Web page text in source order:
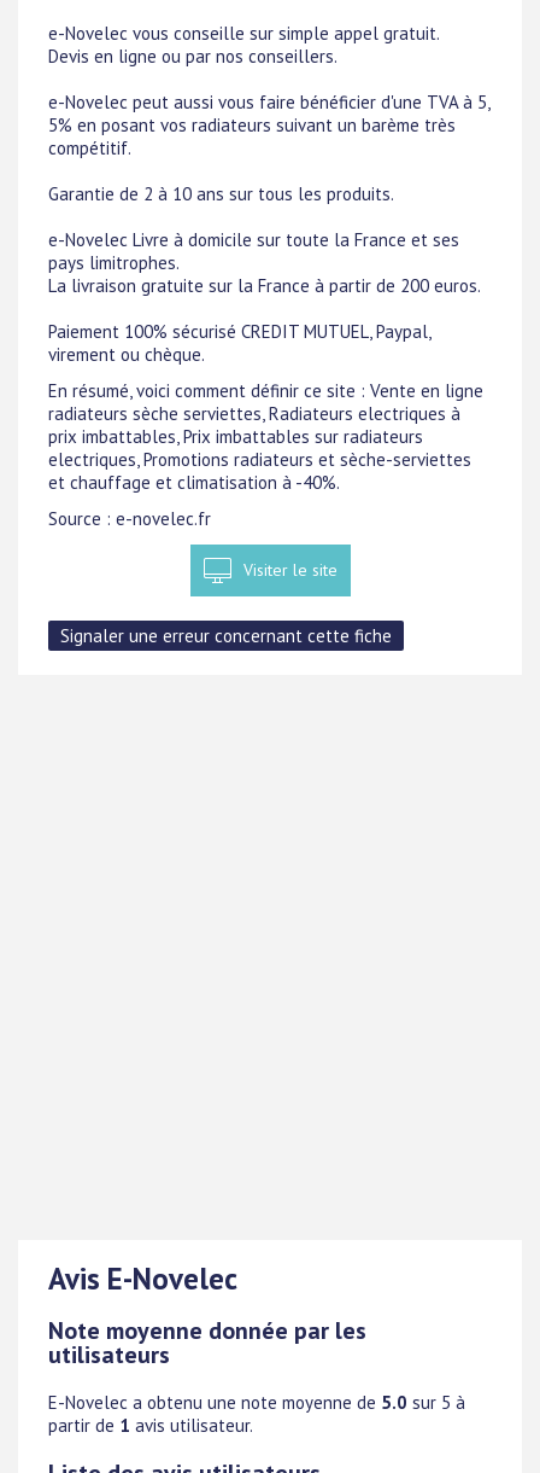
e-Novelec vous conseille sur simple appel gratuit.
Devis en ligne ou par nos conseillers.
e-Novelec peut aussi vous faire bénéficier d'une TVA à 5,
5% en posant vos radiateurs suivant un barème très
compétitif.
Garantie de 2 à 10 ans sur tous les produits.
e-Novelec Livre à domicile sur toute la France et ses
pays limitrophes.
La livraison gratuite sur la France à partir de 200 euros.
Paiement 100% sécurisé CREDIT MUTUEL, Paypal,
virement ou chèque.
En résumé, voici comment définir ce site : Vente en ligne
radiateurs sèche serviettes, Radiateurs electriques à
prix imbattables, Prix imbattables sur radiateurs
electriques, Promotions radiateurs et sèche-serviettes
et chauffage et climatisation à -40%.
Source : e-novelec.fr
Visiter le site
Avis E-Novelec
Note moyenne donnée par les
utilisateurs
E-Novelec a obtenu une note moyenne de 5.0 sur 5 à
partir de 1 avis utilisateur.